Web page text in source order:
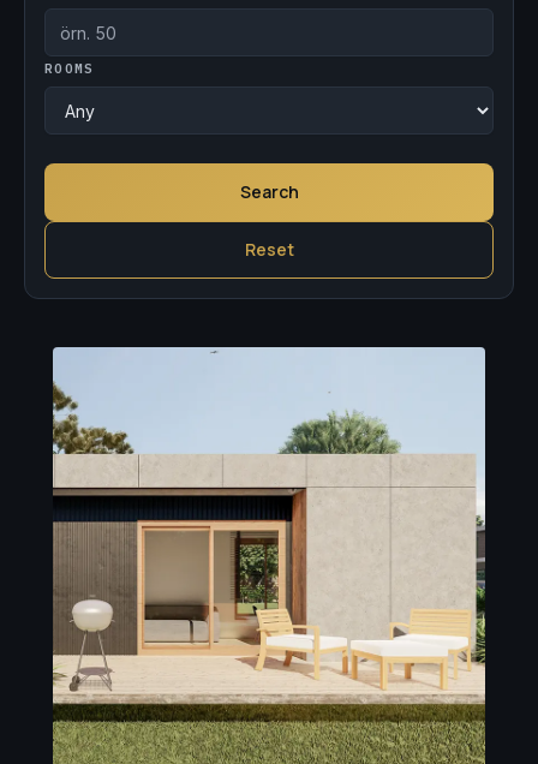
ROOMS
Search
Reset